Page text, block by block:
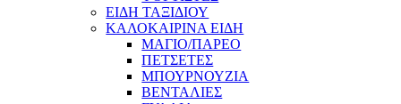
ΕΙΔΗ ΤΑΞΙΔΙΟΥ
ΚΑΛΟΚΑΙΡΙΝΑ ΕΙΔΗ
ΜΑΓΙΟ/ΠΑΡΕΟ
ΠΕΤΣΕΤΕΣ
ΜΠΟΥΡΝΟΥΖΙΑ
ΒΕΝΤΑΛΙΕΣ